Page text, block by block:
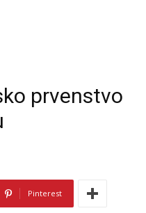
prvenstvo
Pinterest